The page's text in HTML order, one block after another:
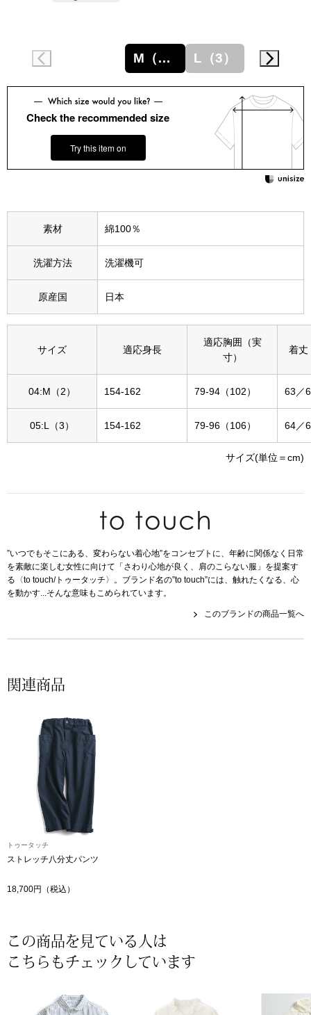
Miss Kyouko／ミスキョウコ
ーブルウェア
セイコー〉マウリッツハイス美術館公認フェ
ルメールオマージュウオッチ
ランド
ブーツ
その他
財布／小物
財布／コイン
革小物
その他
ネックレス
ブレスレット
ファッション
M（2） L（3）
Check the recommended size
Try this item on
素材 綿100％
洗濯方法 洗濯機可
原産国 日本
サイズ 適応身長
適応胸囲（実
寸）
着丈
04:M（2） 154-162 79-94（102） 63／
05:L（3） 154-162 79-96（106） 64／
サイズ(単位＝cm)
”いつでもそこにある、変わらない着心地”をコンセプトに、年齢に関係なく日常
を素敵に楽しむ女性に向けて「さわり心地が良く、肩のこらない服」を提案す
る〈to touch/トゥータッチ〉。ブランド名の”to touch”には、触れたくなる、心
を動かす...そんな意味もこめられています。
このブランドの商品一覧へ
関連商品
トゥータッチ
ストレッチ八分丈パンツ
18,700円（税込）
この商品を見ている人は
こちらもチェックしています